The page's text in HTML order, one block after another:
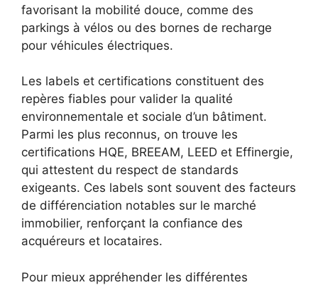
favorisant la mobilité douce, comme des
parkings à vélos ou des bornes de recharge
pour véhicules électriques.
Les labels et certifications constituent des
repères fiables pour valider la qualité
environnementale et sociale d’un bâtiment.
Parmi les plus reconnus, on trouve les
certifications HQE, BREEAM, LEED et Effinergie,
qui attestent du respect de standards
exigeants. Ces labels sont souvent des facteurs
de différenciation notables sur le marché
immobilier, renforçant la confiance des
acquéreurs et locataires.
Pour mieux appréhender les différentes